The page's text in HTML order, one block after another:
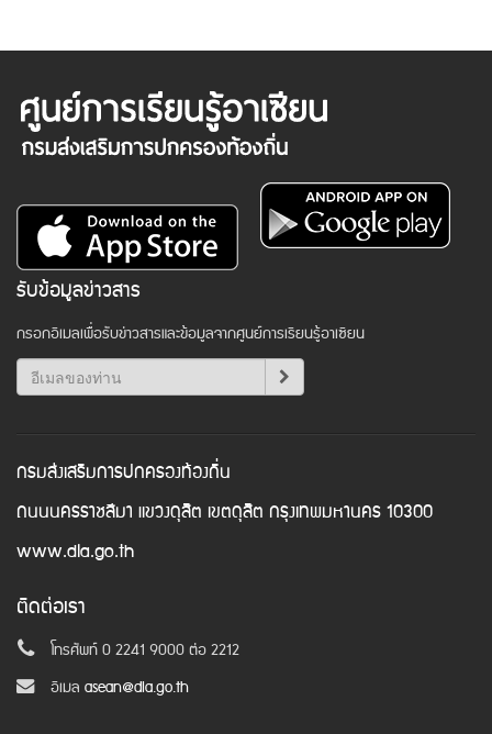
รับข้อมูลข่าวสาร
กรอกอีเมลเพื่อรับข่าวสารและข้อมูลจากศูนย์การเรียนรู้อาเซียน
กรมส่งเสริมการปกครองท้องถิ่น
ถนนนครราชสีมา แขวงดุสิต เขตดุสิต กรุงเทพมหานคร 10300
www.dla.go.th
ติดต่อเรา
โทรศัพท์ 0 2241 9000 ต่อ 2212
อีเมล asean@dla.go.th